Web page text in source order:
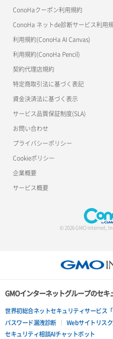
サーバー詳細一覧取得
サーバー詳細取得
ポートアタッチ
ポートデタッチ
ボリュームデタッチ
Terraform
s3cmd
公開API(ConoHa VPS Ver.2.0)
ConoHaクーポン利用規約
ConoHa ネットde診断サービス利用
利用規約(ConoHa AI Canvas)
利用規約(ConoHa Pencil)
契約代理店規約
特定商取引法に基づく表記
資金決済法に基づく表示
サービス品質保証制度(SLA)
お問い合わせ
プライバシーポリシー
Cookieポリシー
企業概要
サービス概要
© 2026 GMO Internet,
GMOインターネットグループのセキ
世界初総合ネットセキュリティサービス「
パスワード漏洩診断
Webサイトリス
セキュリティ相談AIチャットボット